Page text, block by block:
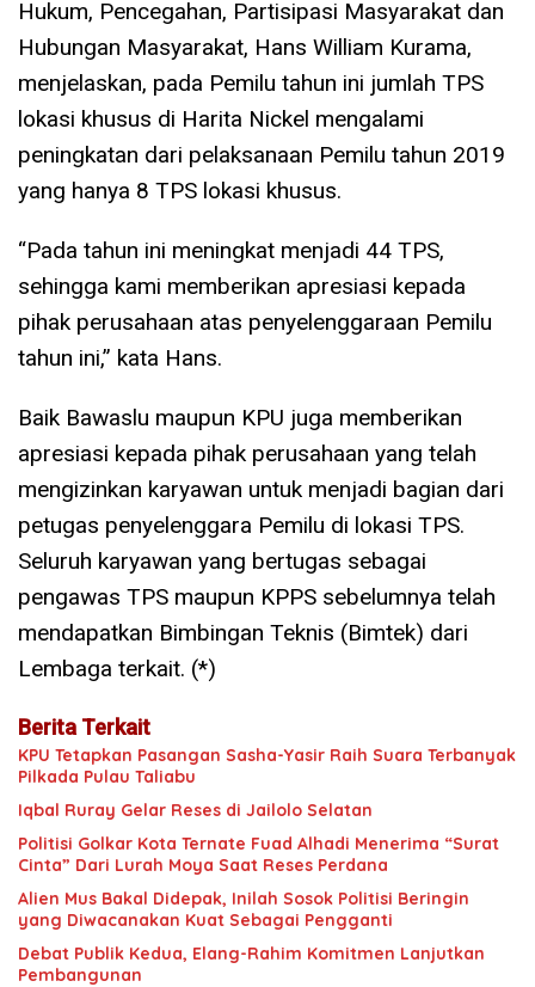
Hukum, Pencegahan, Partisipasi Masyarakat dan
Hubungan Masyarakat, Hans William Kurama,
menjelaskan, pada Pemilu tahun ini jumlah TPS
lokasi khusus di Harita Nickel mengalami
peningkatan dari pelaksanaan Pemilu tahun 2019
yang hanya 8 TPS lokasi khusus.
“Pada tahun ini meningkat menjadi 44 TPS,
sehingga kami memberikan apresiasi kepada
pihak perusahaan atas penyelenggaraan Pemilu
tahun ini,” kata Hans.
Baik Bawaslu maupun KPU juga memberikan
apresiasi kepada pihak perusahaan yang telah
mengizinkan karyawan untuk menjadi bagian dari
petugas penyelenggara Pemilu di lokasi TPS.
Seluruh karyawan yang bertugas sebagai
pengawas TPS maupun KPPS sebelumnya telah
mendapatkan Bimbingan Teknis (Bimtek) dari
Lembaga terkait. (*)
Berita Terkait
KPU Tetapkan Pasangan Sasha-Yasir Raih Suara Terbanyak
Pilkada Pulau Taliabu
Iqbal Ruray Gelar Reses di Jailolo Selatan
Politisi Golkar Kota Ternate Fuad Alhadi Menerima “Surat
Cinta” Dari Lurah Moya Saat Reses Perdana
Alien Mus Bakal Didepak, Inilah Sosok Politisi Beringin
yang Diwacanakan Kuat Sebagai Pengganti
Debat Publik Kedua, Elang-Rahim Komitmen Lanjutkan
Pembangunan